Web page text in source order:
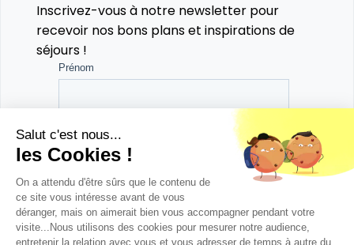
Inscrivez-vous à notre newsletter pour
recevoir nos bons plans et inspirations de
séjours !
Salut c'est nous...
les Cookies !
On a attendu d'être sûrs que le contenu de
ce site vous intéresse avant de vous
déranger, mais on aimerait bien vous accompagner pendant votre
visite...Nous utilisons des cookies pour mesurer notre audience,
entretenir la relation avec vous et vous adresser de temps à autre du